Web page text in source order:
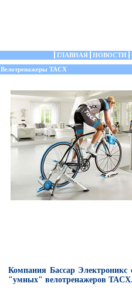
ГЛАВНАЯ НОВОСТИ
Велотренажеры TACX
Компания Бассар Электроникс
"умных" велотренажеров